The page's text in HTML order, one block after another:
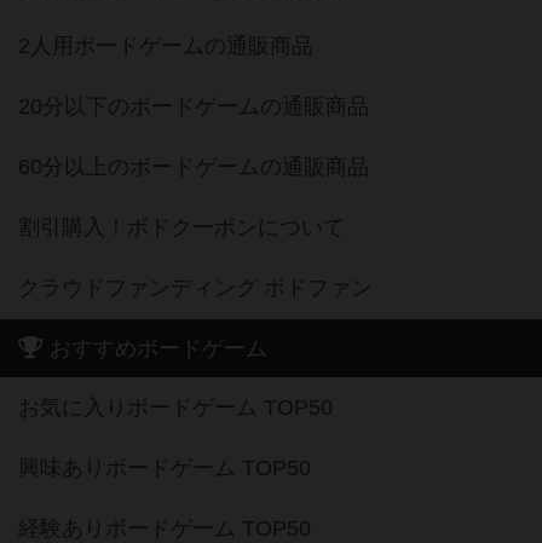
2人用ボードゲームの通販商品
20分以下のボードゲームの通販商品
60分以上のボードゲームの通販商品
割引購入！ボドクーポンについて
クラウドファンディング ボドファン
おすすめボードゲーム
お気に入りボードゲーム TOP50
興味ありボードゲーム TOP50
経験ありボードゲーム TOP50